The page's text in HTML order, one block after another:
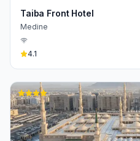
Taiba Front Hotel
Medine
4.1